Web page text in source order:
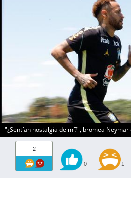
"¿Sentían nostalgia de mí?", bromea
2
0 1